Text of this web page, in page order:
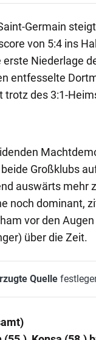
Germain
von 5:4 ins
Niederlage
entfesselte
trotz des 3:1-
Großklubs
auswärts mehr
noch dominant,
vor den
über die Zeit.
Quelle